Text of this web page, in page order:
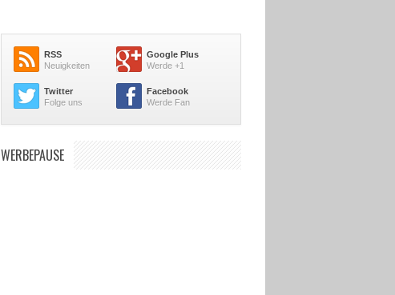
RSS
Neuigkeiten
Google Plus
Werde +1
Twitter
Folge uns
Facebook
Werde Fan
WERBEPAUSE